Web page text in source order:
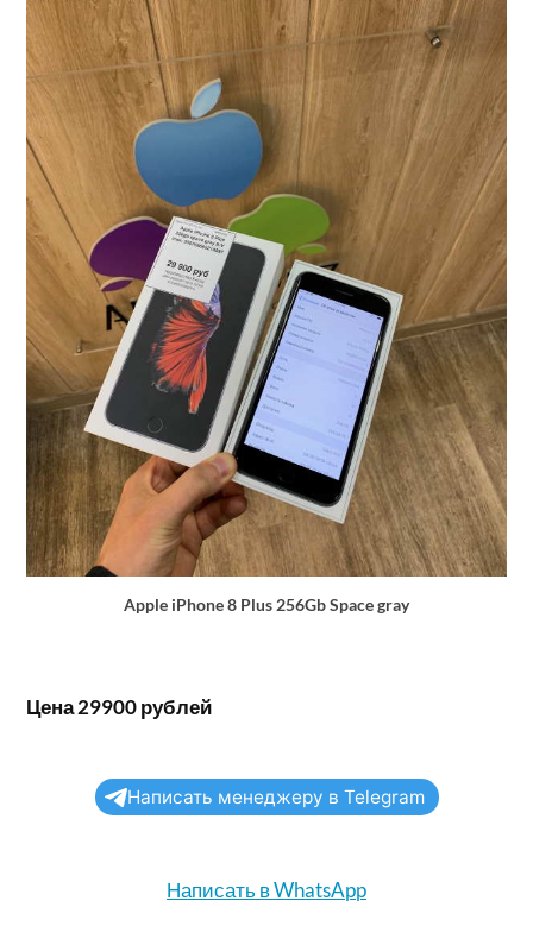
Apple iPhone 8 Plus 256Gb Space gray
Цена 29900 рублей
Написать менеджеру в Telegram
Написать в WhatsApp